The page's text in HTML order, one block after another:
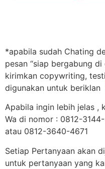
*apabila sudah Chating
pesan “siap bergabung
kirimkan copywriting,
digunakan untuk beriklan
Apabila ingin lebih jelas ,
Wa di nomor : 0812-
atau 0812-3640-4671
Setiap Pertanyaan akan
untuk pertanyaan yang